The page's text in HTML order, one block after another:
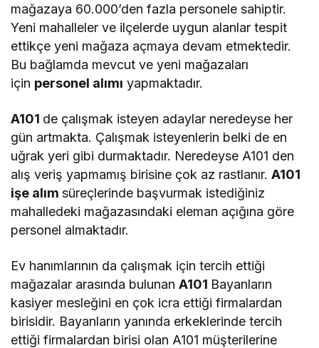
mağazaya 60.000’den fazla personele sahiptir.
Yeni mahalleler ve ilçelerde uygun alanlar tespit
ettikçe yeni mağaza açmaya devam etmektedir.
Bu bağlamda mevcut ve yeni mağazaları
için personel alımı yapmaktadır.
A101 de çalışmak isteyen adaylar neredeyse her
gün artmakta. Çalışmak isteyenlerin belki de en
uğrak yeri gibi durmaktadır. Neredeyse A101 den
alış veriş yapmamış birisine çok az rastlanır.A101
işe alımsüreçlerinde başvurmak istediğiniz
mahalledeki mağazasındaki eleman açığına göre
personel almaktadır.
Ev hanımlarının da çalışmak için tercih ettiği
mağazalar arasında bulunanA101 Bayanların
kasiyer mesleğini en çok icra ettiği firmalardan
birisidir. Bayanların yanında erkeklerinde tercih
ettiği firmalardan birisi olan A101 müşterilerine